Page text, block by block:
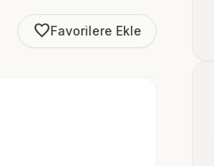
favorite_borderFavorilere Ekle